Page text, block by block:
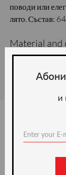
поводи или
лято. Състав:
Material and
Material:
и